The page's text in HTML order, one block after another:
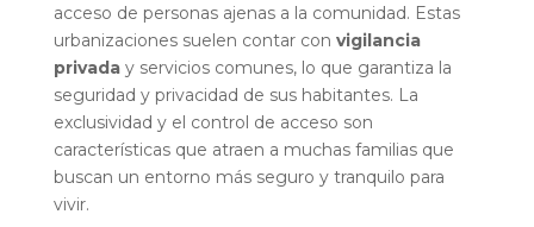
acceso de personas ajenas a la comunidad. Estas
urbanizaciones suelen contar con vigilancia
privaday servicios comunes, lo que garantiza la
seguridad y privacidad de sus habitantes. La
exclusividad y el control de acceso son
características que atraen a muchas familias que
buscan un entorno más seguro y tranquilo para
vivir.